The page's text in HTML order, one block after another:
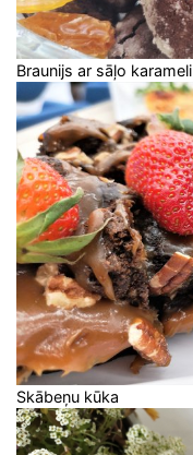
Braunijs ar sāļo karameli
Skābeņu kūka